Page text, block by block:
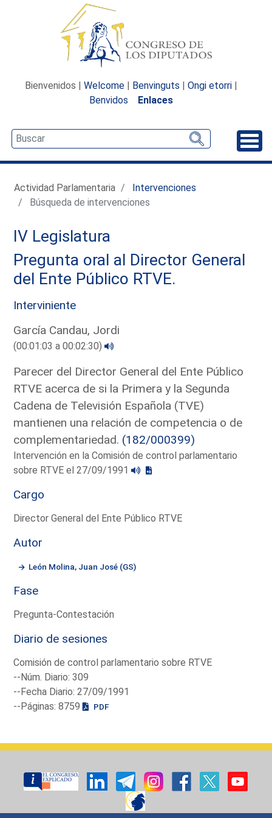
Bienvenidos | Welcome | Benvinguts | Ongi etorri |
Benvidos
Enlaces
Actividad Parlamentaria
Intervenciones
Búsqueda de intervenciones
IV Legislatura
Pregunta oral al Director General
del Ente Público RTVE.
Interviniente
García Candau, Jordi
(00:01:03 a 00:02:30)
Parecer del Director General del Ente Público
RTVE acerca de si la Primera y la Segunda
Cadena de Televisión Española (TVE)
mantienen una relación de competencia o de
complementariedad. (182/000399)
Intervención en la Comisión de control parlamentario
sobre RTVE el 27/09/1991
Cargo
Director General del Ente Público RTVE
Autor
León Molina, Juan José (GS)
Fase
Pregunta-Contestación
Diario de sesiones
Comisión de control parlamentario sobre RTVE
--Núm. Diario: 309
--Fecha Diario: 27/09/1991
--Páginas: 8759
PDF